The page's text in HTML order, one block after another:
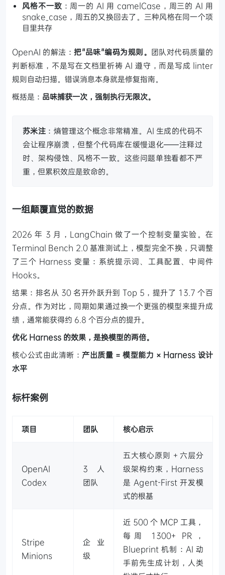
风格不一致 ：周一的 AI 用 camelCase，周三的 AI 用
snake_case，周五的又换回去了。三种风格在同一个项
目里共存
OpenAI 的解法：把"品味"编码为规则。 团队对代码质量的
判断标准，不是写在文档里祈祷 AI 遵守，而是写成 linter
规则自动扫描。错误消息本身就是修复指南。
概括是： 品味捕获一次，强制执行无限次。
苏米注 ：熵管理这个概念非常精准。AI 生成的代码不
会让程序崩溃，但整个代码库在缓慢退化——注释过
时、架构侵蚀、风格不一致。这些问题单独看都不严
重，但累积效应是致命的。
一组颠覆直觉的数据
2026 年 3 月，LangChain 做了一个控制变量实验。在
Terminal Bench 2.0 基准测试上，模型完全不换，只调整
了三个 Harness 变量：系统提示词、工具配置、中间件
Hooks。
结果：排名从 30 名开外跃升到 Top 5，提升了 13.7 个百
分点。作为对比，同期如果通过换一个更强的模型来提升成
绩，通常能获得约 6.8 个百分点的提升。
优化 Harness 的效果，是换模型的两倍。
核心公式由此清晰： 产出质量 = 模型能力 × Harness 设计
水平
标杆案例
项目 团队 核心启示
OpenAI
Codex
3 人
团队
五大核心原则 + 六层分
级架构约束，Harness
是 Agent-First 开发模
式的根基
Stripe
Minions
企业
级
近 500 个 MCP 工具，
每周 1300+ PR，
Blueprint 机制：AI 动
手前先生成计划，人类